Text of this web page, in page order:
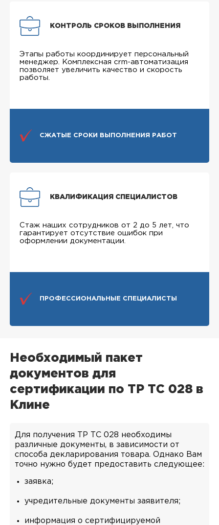
КОНТРОЛЬ СРОКОВ ВЫПОЛНЕНИЯ
Этапы работы координирует персональный
менеджер. Комплексная crm-автоматизация
позволяет увеличить качество и скорость
работы.
СЖАТЫЕ СРОКИ ВЫПОЛНЕНИЯ РАБОТ
КВАЛИФИКАЦИЯ СПЕЦИАЛИСТОВ
Стаж наших сотрудников от 2 до 5 лет, что
гарантирует отсутствие ошибок при
оформлении документации.
ПРОФЕССИОНАЛЬНЫЕ СПЕЦИАЛИСТЫ
Необходимый пакет
документов для
сертификации по ТР ТС 028 в
Клине
Для получения ТР ТС 028 необходимы
различные документы, в зависимости от
способа декларирования товара. Однако Вам
точно нужно будет предоставить следующее:
заявка;
учредительные документы заявителя;
информация о сертифицируемой